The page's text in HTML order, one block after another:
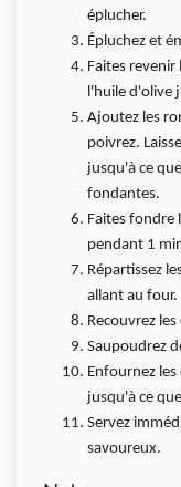
éplucher.
Épluchez et
Faites revenir
l'huile d'olive
Ajoutez les
poivrez.
jusqu'à ce
fondantes.
Faites fondre
pendant 1
Répartissez
allant au four.
Recouvrez
Saupoudrez
Enfournez
jusqu'à ce
Servez
savoureux.